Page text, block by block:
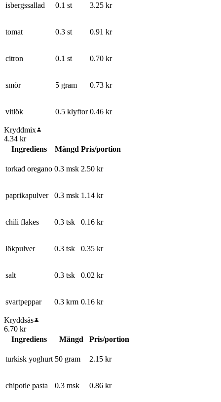
isbergssallad 0.1 st 3.25 kr
tomat 0.3 st 0.91 kr
citron 0.1 st 0.70 kr
smör 5 gram 0.73 kr
vitlök 0.5 klyftor 0.46 kr
Kryddmix
4.34 kr
Ingrediens
Mängd Pris/portion
torkad oregano 0.3 msk 2.50 kr
paprikapulver 0.3 msk 1.14 kr
chili flakes 0.3 tsk 0.16 kr
lökpulver 0.3 tsk 0.35 kr
salt 0.3 tsk 0.02 kr
svartpeppar 0.3 krm 0.16 kr
Kryddsås
6.70 kr
Ingrediens
Mängd Pris/portion
turkisk yoghurt 50 gram 2.15 kr
chipotle pasta 0.3 msk 0.86 kr